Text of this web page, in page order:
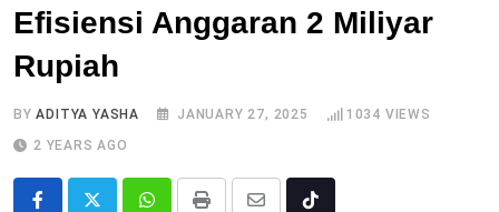
Efisiensi Anggaran 2 Miliyar
Rupiah
BYADITYA YASHA JANUARY 27, 2025 1034 VIEWS
2 YEARS AGO